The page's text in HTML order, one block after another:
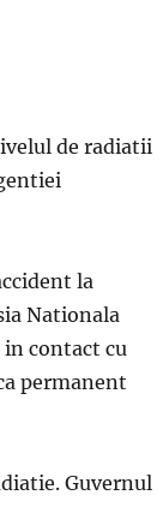
de radiatii
la
Nationala
contact cu
permanent
Guvernul